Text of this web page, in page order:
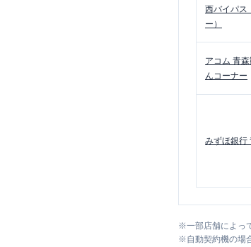
西バイパス
ー）
アコム 青森
んコーナー
みずほ銀行
※一部店舗によっ
※自動契約機の場